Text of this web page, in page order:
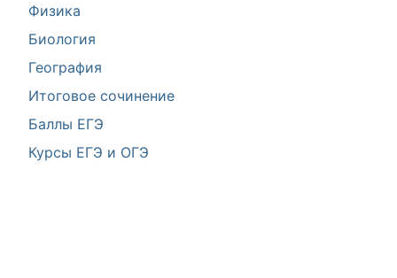
Физика
Биология
География
Итоговое сочинение
Баллы ЕГЭ
Курсы ЕГЭ и ОГЭ